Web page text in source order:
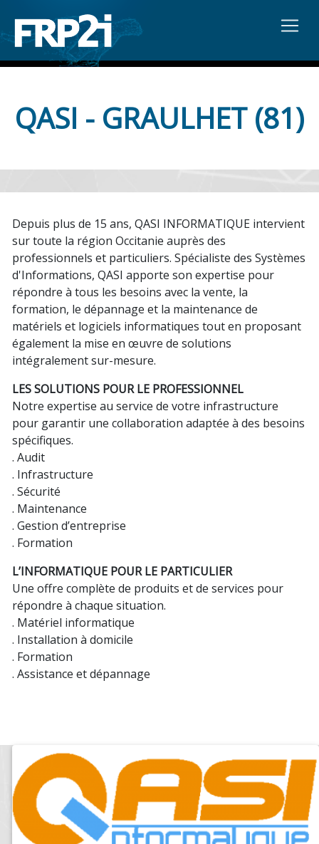
QASI - GRAULHET (81)
Depuis plus de 15 ans, QASI INFORMATIQUE intervient
sur toute la région Occitanie auprès des
professionnels et particuliers. Spécialiste des Systèmes
d'Informations, QASI apporte son expertise pour
répondre à tous les besoins avec la vente, la
formation, le dépannage et la maintenance de
matériels et logiciels informatiques tout en proposant
également la mise en œuvre de solutions
intégralement sur-mesure.
LES SOLUTIONS POUR LE PROFESSIONNEL
Notre expertise au service de votre infrastructure
pour garantir une collaboration adaptée à des besoins
spécifiques.
. Audit
. Infrastructure
. Sécurité
. Maintenance
. Gestion d’entreprise
. Formation
L’INFORMATIQUE POUR LE PARTICULIER
Une offre complète de produits et de services pour
répondre à chaque situation.
. Matériel informatique
. Installation à domicile
. Formation
. Assistance et dépannage